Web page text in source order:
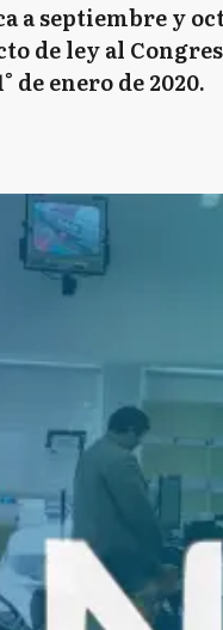
a septiembre y
de ley al
de enero de 2020.